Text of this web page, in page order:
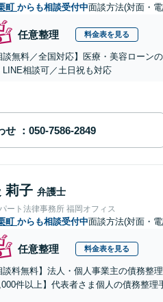
町からも相談受付中面談方法(対面・
任意整理 料金表を見る
談無料／全国対応】医療・美容ローン
LINE相談可／土日祝も対応
せ
莉子 弁護士
ート法律事務所 福岡オフィス
町からも相談受付中面談方法(対面・
任意整理 料金表を見る
談料無料】法人・個人事業主の債務整
件以上】代表者さま個人の債務整